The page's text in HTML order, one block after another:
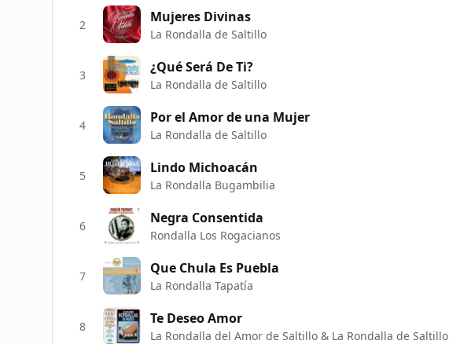
2 Mujeres Divinas
La Rondalla de Saltillo
3 ¿Qué Será De Ti?
La Rondalla de Saltillo
4 Por el Amor de una Mujer
La Rondalla de Saltillo
5 Lindo Michoacán
La Rondalla Bugambilia
6 Negra Consentida
Rondalla Los Rogacianos
7 Que Chula Es Puebla
La Rondalla Tapatía
8 Te Deseo Amor
La Rondalla del Amor de Saltillo & La Rondalla de Saltillo